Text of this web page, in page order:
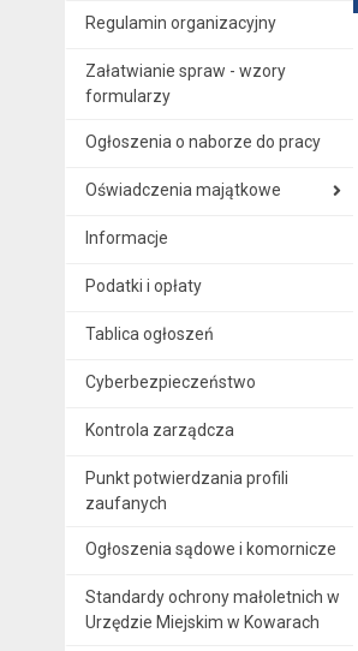
Regulamin organizacyjny
Załatwianie spraw - wzory
formularzy
Ogłoszenia o naborze do pracy
Oświadczenia majątkowe
Informacje
Podatki i opłaty
Tablica ogłoszeń
Cyberbezpieczeństwo
Kontrola zarządcza
Punkt potwierdzania profili
zaufanych
Ogłoszenia sądowe i komornicze
Standardy ochrony małoletnich w
Urzędzie Miejskim w Kowarach